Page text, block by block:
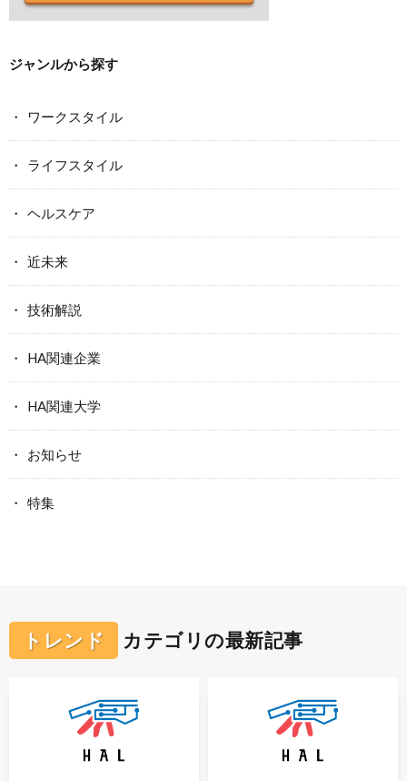
ジャンルから探す
ワークスタイル
ライフスタイル
ヘルスケア
近未来
技術解説
HA関連企業
HA関連大学
お知らせ
特集
トレンド カテゴリの最新記事